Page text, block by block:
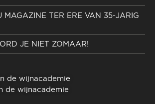
MAGAZINE TER ERE VAN 35-JARIG
JE NIET ZOMAAR!
de wijnacademie
de wijnacademie